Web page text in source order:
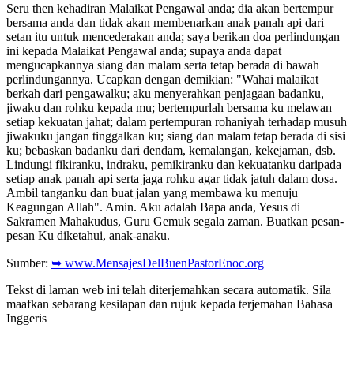
Seru then kehadiran Malaikat Pengawal anda; dia akan bertempur
bersama anda dan tidak akan membenarkan anak panah api dari
setan itu untuk mencederakan anda; saya berikan doa perlindungan
ini kepada Malaikat Pengawal anda; supaya anda dapat
mengucapkannya siang dan malam serta tetap berada di bawah
perlindungannya. Ucapkan dengan demikian: "Wahai malaikat
berkah dari pengawalku; aku menyerahkan penjagaan badanku,
jiwaku dan rohku kepada mu; bertempurlah bersama ku melawan
setiap kekuatan jahat; dalam pertempuran rohaniyah terhadap musuh
jiwakuku jangan tinggalkan ku; siang dan malam tetap berada di sisi
ku; bebaskan badanku dari dendam, kemalangan, kekejaman, dsb.
Lindungi fikiranku, indraku, pemikiranku dan kekuatanku daripada
setiap anak panah api serta jaga rohku agar tidak jatuh dalam dosa.
Ambil tanganku dan buat jalan yang membawa ku menuju
Keagungan Allah". Amin. Aku adalah Bapa anda, Yesus di
Sakramen Mahakudus, Guru Gemuk segala zaman. Buatkan pesan-
pesan Ku diketahui, anak-anaku.
Sumber: ➥ www.MensajesDelBuenPastorEnoc.org
Tekst di laman web ini telah diterjemahkan secara automatik. Sila
maafkan sebarang kesilapan dan rujuk kepada terjemahan Bahasa
Inggeris